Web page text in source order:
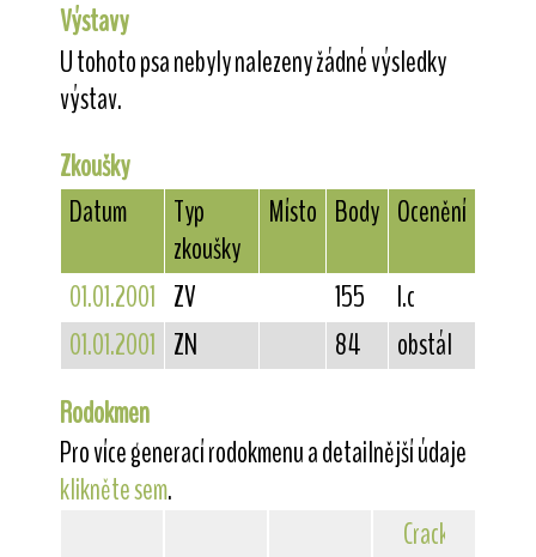
Výstavy
U tohoto psa nebyly nalezeny žádné výsledky
výstav.
Zkoušky
Datum
Typ
zkoušky
Místo Body Ocenění
01.01.2001 ZV 155
I.c
01.01.2001 ZN 84
obstál
Rodokmen
Pro více generací rodokmenu a detailnější údaje
klikněte sem.
Crack